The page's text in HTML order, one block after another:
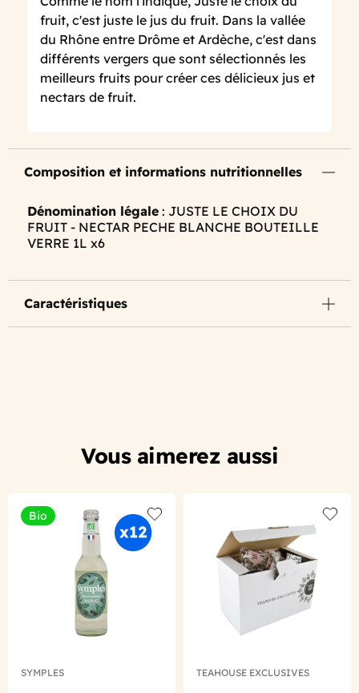
fruit, c'est juste le jus du fruit. Dans la vallée
du Rhône entre Drôme et Ardèche, c'est dans
différents vergers que sont sélectionnés les
meilleurs fruits pour créer ces délicieux jus et
nectars de fruit.
Composition et informations nutritionnelles
Dénomination légale : JUSTE LE CHOIX DU
FRUIT - NECTAR PECHE BLANCHE BOUTEILLE
VERRE 1L x6
Caractéristiques
Vous aimerez aussi
Bio
Add to wishlist
SYMPLES TEAHOUSE EXCLUSIVES